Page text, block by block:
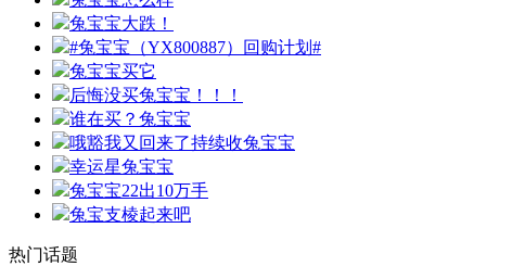
兔宝宝大跌！
#兔宝宝（YX800887）回购计划#
兔宝宝买它
后悔没买兔宝宝！！！
谁在买？兔宝宝
哦豁我又回来了持续收兔宝宝
幸运星兔宝宝
兔宝宝22出10万手
兔宝支棱起来吧
热门话题